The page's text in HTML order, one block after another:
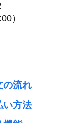
）
の流れ
い方法